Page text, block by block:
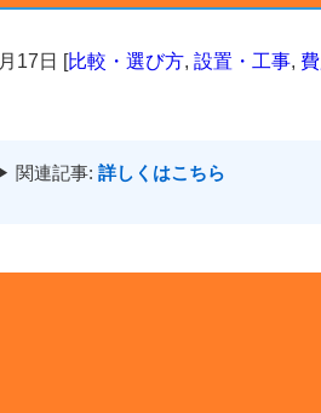
17日 [比較・選び方, 設置・工事,
関連記事: 詳しくはこちら